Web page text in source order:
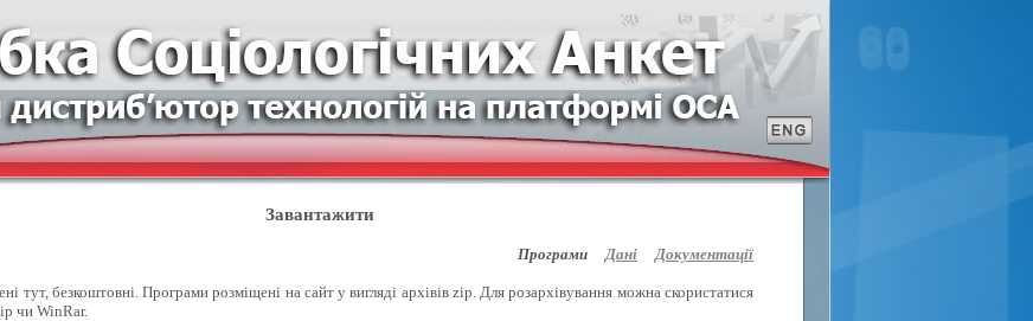
Завантажити
ПрограмиДані Документації
тут, безкоштовні. Програми розміщені на сайт у вигляді архівів zip. Для розархівування можна скористатися
чи WinRar.